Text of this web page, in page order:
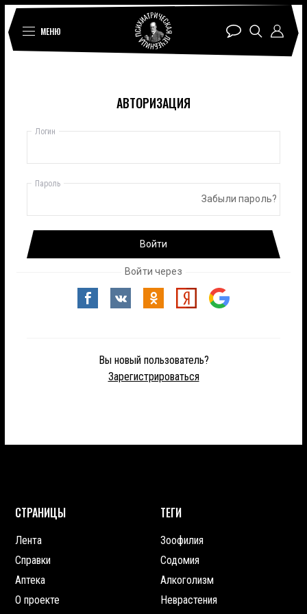
МЕНЮ
АВТОРИЗАЦИЯ
Логин
Пароль
Забыли пароль?
Войти
Войти через
Вы новый пользователь?
Зарегистрироваться
СТРАНИЦЫ
Лента
Справки
Аптека
О проекте
ТЕГИ
Зоофилия
Содомия
Алкоголизм
Неврастения